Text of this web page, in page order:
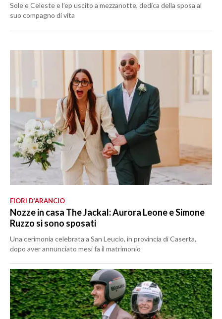
Sole e Celeste e l’ep uscito a mezzanotte, dedica della sposa al
suo compagno di vita
FIORI D’ARANCIO
Nozze in casa The Jackal: Aurora Leone e Simone
Ruzzo si sono sposati
Una cerimonia celebrata a San Leucio, in provincia di Caserta,
dopo aver annunciato mesi fa il matrimonio